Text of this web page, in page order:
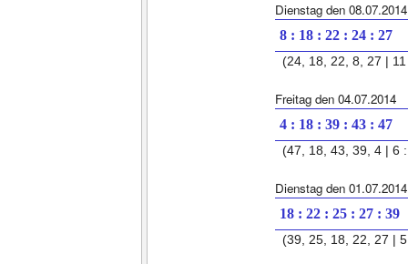
Dienstag den 08.07.2014
8 : 18 : 22 : 24 : 27
(24, 18, 22, 8, 27 |
Freitag den 04.07.2014
4 : 18 : 39 : 43 : 47
(47, 18, 43, 39, 4 | 6
Dienstag den 01.07.2014
18 : 22 : 25 : 27 : 39
(39, 25, 18, 22, 27 |